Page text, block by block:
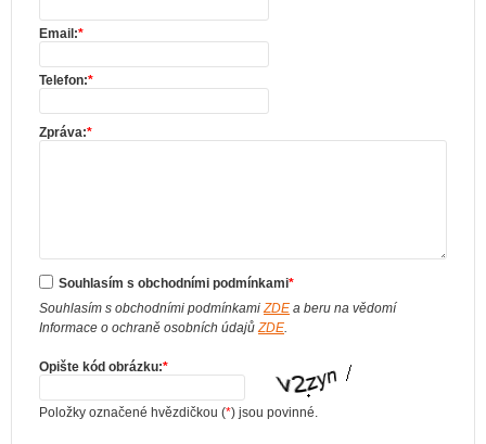
Email:*
Telefon:*
Zpráva:*
Souhlasím s obchodními podmínkami*
Souhlasím s obchodními podmínkamiZDE a beru na vědomí
Informace o ochraně osobních údajůZDE.
Opište kód obrázku:*
Položky označené hvězdičkou (*) jsou povinné.